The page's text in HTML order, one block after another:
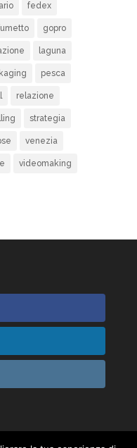
fedex
gopro
laguna
pesca
relazione
strategia
venezia
videomaking